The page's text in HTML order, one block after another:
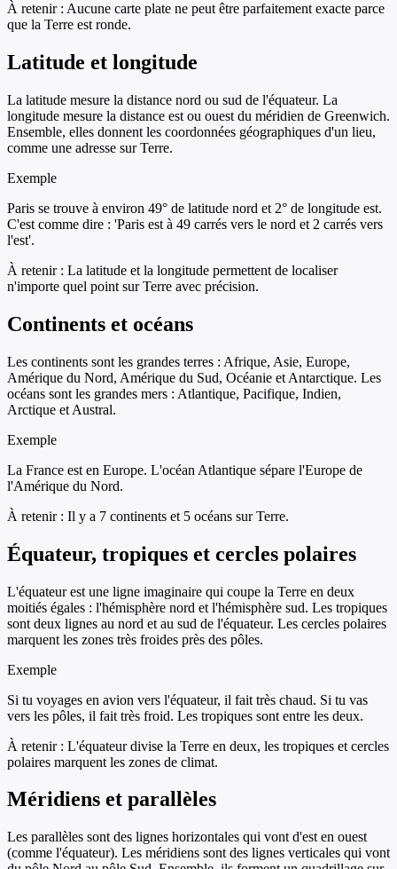
À retenir : Aucune carte plate ne peut être parfaitement exacte parce
que la Terre est ronde.
Latitude et longitude
La latitude mesure la distance nord ou sud de l'équateur. La
longitude mesure la distance est ou ouest du méridien de Greenwich.
Ensemble, elles donnent les coordonnées géographiques d'un lieu,
comme une adresse sur Terre.
Exemple
Paris se trouve à environ 49° de latitude nord et 2° de longitude est.
C'est comme dire : 'Paris est à 49 carrés vers le nord et 2 carrés vers
l'est'.
À retenir : La latitude et la longitude permettent de localiser
n'importe quel point sur Terre avec précision.
Continents et océans
Les continents sont les grandes terres : Afrique, Asie, Europe,
Amérique du Nord, Amérique du Sud, Océanie et Antarctique. Les
océans sont les grandes mers : Atlantique, Pacifique, Indien,
Arctique et Austral.
Exemple
La France est en Europe. L'océan Atlantique sépare l'Europe de
l'Amérique du Nord.
À retenir : Il y a 7 continents et 5 océans sur Terre.
Équateur, tropiques et cercles polaires
L'équateur est une ligne imaginaire qui coupe la Terre en deux
moitiés égales : l'hémisphère nord et l'hémisphère sud. Les tropiques
sont deux lignes au nord et au sud de l'équateur. Les cercles polaires
marquent les zones très froides près des pôles.
Exemple
Si tu voyages en avion vers l'équateur, il fait très chaud. Si tu vas
vers les pôles, il fait très froid. Les tropiques sont entre les deux.
À retenir : L'équateur divise la Terre en deux, les tropiques et cercles
polaires marquent les zones de climat.
Méridiens et parallèles
Les parallèles sont des lignes horizontales qui vont d'est en ouest
(comme l'équateur). Les méridiens sont des lignes verticales qui vont